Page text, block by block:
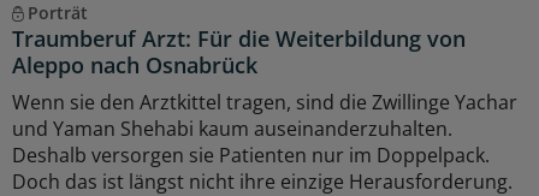
Porträt
Traumberuf Arzt: Für die Weiterbildung von
Aleppo nach Osnabrück
Wenn sie den Arztkittel tragen, sind die Zwillinge Yachar
und Yaman Shehabi kaum auseinanderzuhalten.
Deshalb versorgen sie Patienten nur im Doppelpack.
Doch das ist längst nicht ihre einzige Herausforderung.